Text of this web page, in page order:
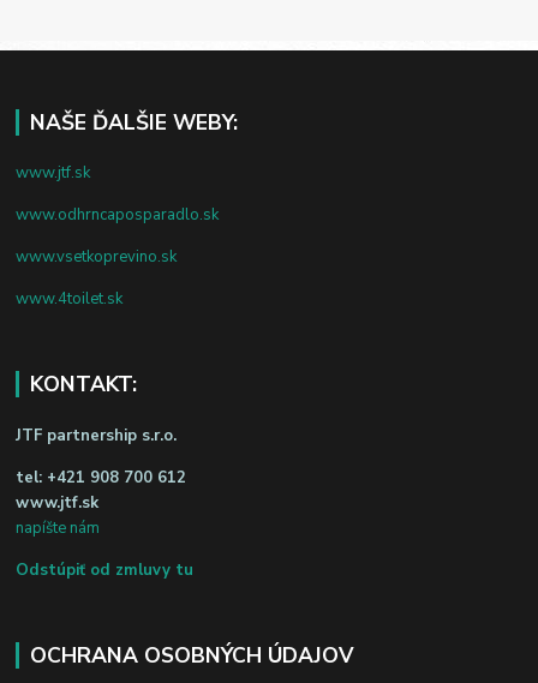
NAŠE ĎALŠIE WEBY:
www.jtf.sk
www.odhrncaposparadlo.sk
www.vsetkoprevino.sk
www.4toilet.sk
KONTAKT:
JTF partnership s.r.o.
tel: +421 908 700 612
www.jtf.sk
napíšte nám
Odstúpiť od zmluvy tu
OCHRANA OSOBNÝCH ÚDAJOV